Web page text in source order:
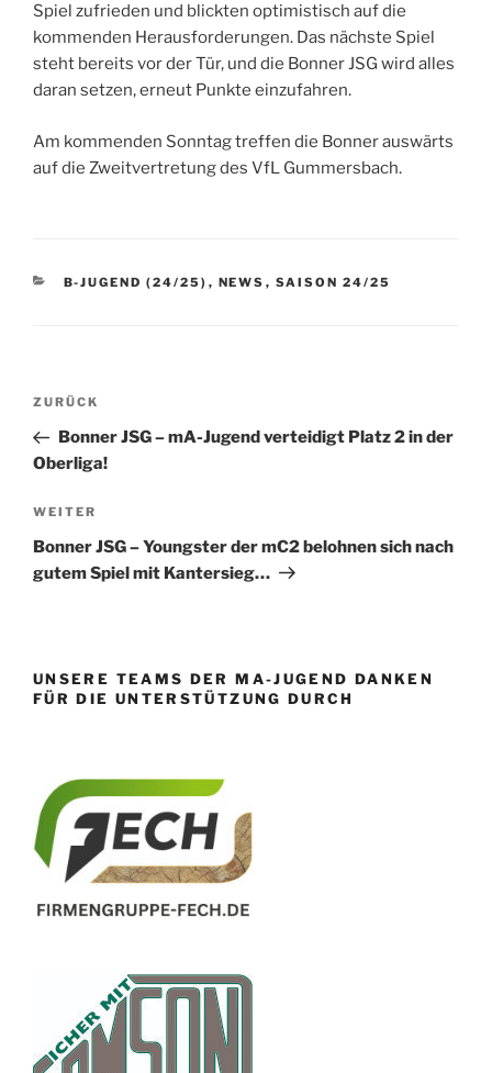
Spiel zufrieden und blickten optimistisch auf die
kommenden Herausforderungen. Das nächste Spiel
steht bereits vor der Tür, und die Bonner JSG wird alles
daran setzen, erneut Punkte einzufahren.
Am kommenden Sonntag treffen die Bonner auswärts
auf die Zweitvertretung des VfL Gummersbach.
KATEGORIEN
B-JUGEND (24/25) , NEWS , SAISON 24/25
Beitragsnavigation
Vorheriger
Beitrag
ZURÜCK
Bonner JSG – mA-Jugend verteidigt Platz 2 in der
Oberliga!
Nächster
Beitrag
WEITER
Bonner JSG – Youngster der mC2 belohnen sich nach
gutem Spiel mit Kantersieg…
UNSERE TEAMS DER MA-JUGEND DANKEN
FÜR DIE UNTERSTÜTZUNG DURCH